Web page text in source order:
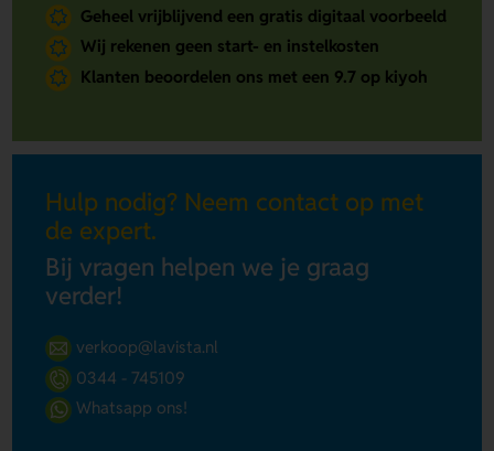
Geheel vrijblijvend een gratis digitaal voorbeeld
Wij rekenen geen start- en instelkosten
Klanten beoordelen ons met een 9.7 op kiyoh
Hulp nodig? Neem contact op met
de expert.
Bij vragen helpen we je graag
verder!
verkoop@lavista.nl
0344 - 745109
Whatsapp ons!